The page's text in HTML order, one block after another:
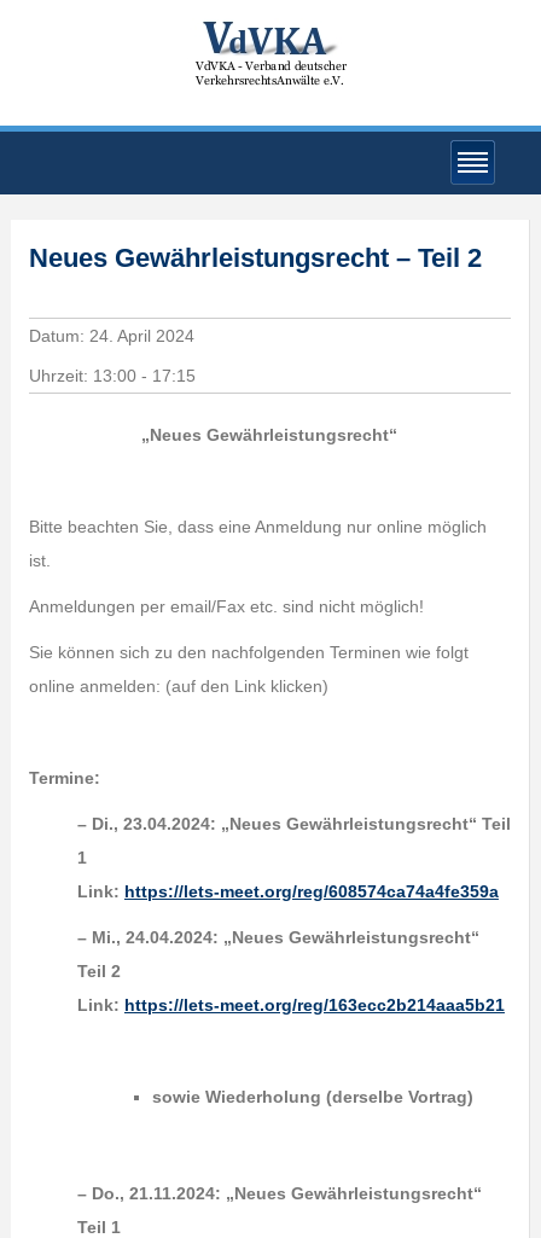
Neues Gewährleistungsrecht – Teil 2
Datum: 24. April 2024
Uhrzeit: 13:00 - 17:15
„Neues Gewährleistungsrecht“
Bitte beachten Sie, dass eine Anmeldung nur online möglich
ist.
Anmeldungen per email/Fax etc. sind nicht möglich!
Sie können sich zu den nachfolgenden Terminen wie folgt
online anmelden: (auf den Link klicken)
Termine:
– Di., 23.04.2024: „Neues Gewährleistungsrecht“ Teil
1
Link: https://lets-meet.org/reg/608574ca74a4fe359a
– Mi., 24.04.2024: „Neues Gewährleistungsrecht“
Teil 2
Link: https://lets-meet.org/reg/163ecc2b214aaa5b21
sowie Wiederholung (derselbe Vortrag)
– Do., 21.11.2024: „Neues Gewährleistungsrecht“
Teil 1